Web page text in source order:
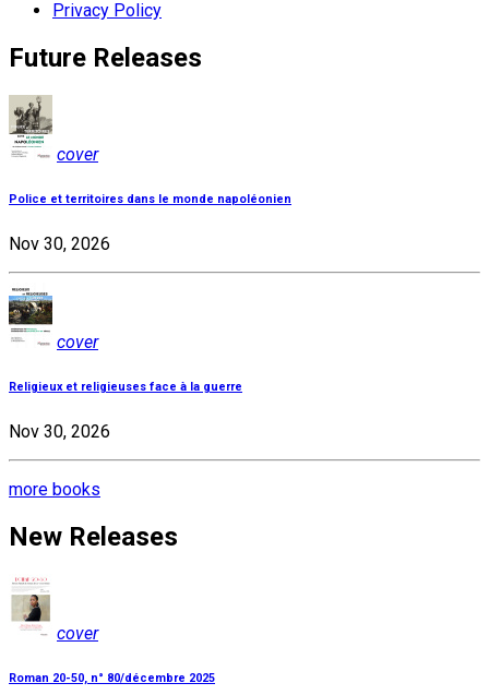
Privacy Policy
Future Releases
cover
Police et territoires dans le monde napoléonien
Nov 30, 2026
cover
Religieux et religieuses face à la guerre
Nov 30, 2026
more books
New Releases
cover
Roman 20-50, n° 80/décembre 2025